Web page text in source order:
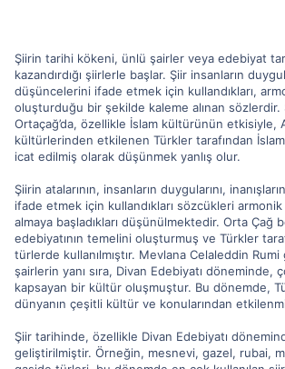
Şiirin tarihi kökeni, ünlü şairler veya edebiyat
kazandırdığı şiirlerle başlar. Şiir insanların
düşüncelerini ifade etmek için kullandıkları,
oluşturduğu bir şekilde kaleme alınan sözlerdir.
Ortaçağ’da, özellikle İslam kültürünün etkisiyle,
kültürlerinden etkilenen Türkler tarafından
icat edilmiş olarak düşünmek yanlış olur.
Şiirin atalarının, insanların duygularını,
ifade etmek için kullandıkları sözcükleri
almaya başladıkları düşünülmektedir. Orta Çağ
edebiyatının temelini oluşturmuş ve Türkler
türlerde kullanılmıştır. Mevlana Celaleddin
şairlerin yanı sıra, Divan Edebiyatı döneminde,
kapsayan bir kültür oluşmuştur. Bu dönemde,
dünyanın çeşitli kültür ve konularından
Şiir tarihinde, özellikle Divan Edebiyatı
geliştirilmiştir. Örneğin, mesnevi, gazel, rubai,